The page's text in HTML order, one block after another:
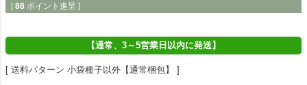
[ 88 ポイント進呈 ]
【通常、3～5営業日以内に発送】
送料パターン 小袋種子以外【通常梱包】